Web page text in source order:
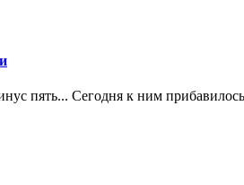
пять... Сегодня к ним